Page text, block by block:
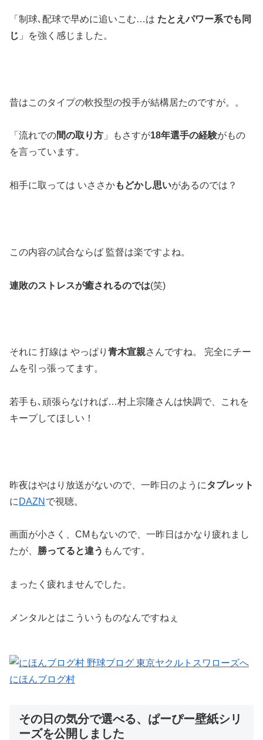
「制球､配球で早めに追いこむ…は たとえパワー系でも同
じ 」を強く感じました。
昔はこのタイプの軟投型の投手が結構居たのですが。。
「流れでの間の取り方 」もさすが18年選手の経験がもの
を言っています。
相手に取っては いささかもどかし思いがあるのでは？
この内容の試合ならば 監督は楽ですよね。
連敗のストレスが癒されるのでは(笑)
それに 打線は やっぱり 青木宣親さんですね。 完全にチー
ムを引っ張ってます。
若手も､頑張らなければ…村上宗隆さんは快調で、これを
キープしてほしい！
昨夜はやはり放送がないので、一昨日のようにタブレット
に DAZN で視聴。
画面が小さく、CMもないので、一昨日はかなり疲れまし
たが、 勝ってると違う もんです。
まったく疲れませんでした。
メンタルとはこういうものなんですねぇ
にほんブログ村
その日の気分で選べる、ぱーぴー壁紙シリ
ーズを公開しました